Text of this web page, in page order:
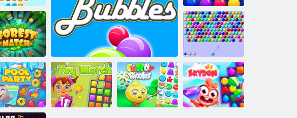
Küpsise
3
Smarty Bubbles
x-mas väljaanne
Metsamatš
Mullilaskja
html5